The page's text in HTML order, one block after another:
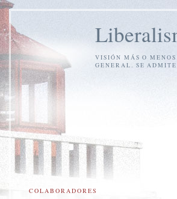
VISIÓN MÁS O
GENERAL. SE
COLABORADORES